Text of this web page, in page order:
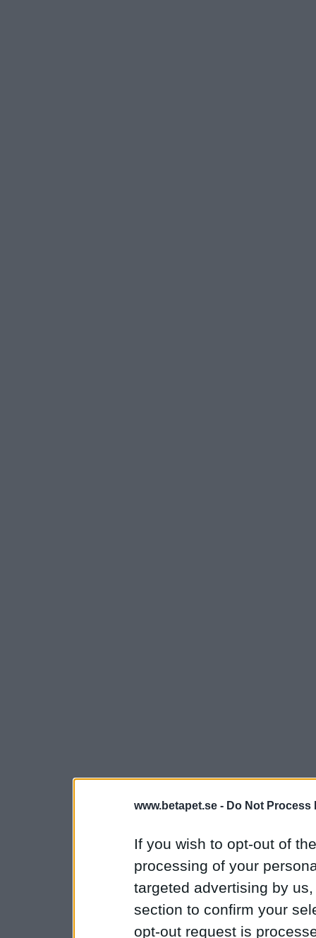
www.betapet.se - Do Not Process
If you wish to opt-out of
processing of your
targeted advertising by
section to confirm your
opt-out request is